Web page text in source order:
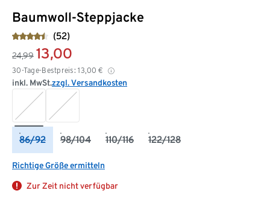
Baumwoll-Steppjacke
(52)
24,99 13,00
30-Tage-Bestpreis: 13,00 €
inkl. MwSt.zzgl. Versandkosten
86/92 98/104 110/116 122/128
Richtige Größe ermitteln
Zur Zeit nicht verfügbar